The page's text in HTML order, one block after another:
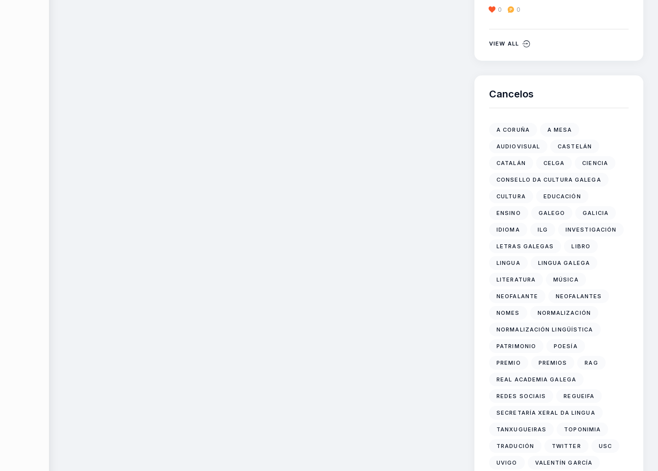
0 0
VIEW ALL
Cancelos
A CORUÑA A MESA
AUDIOVISUAL CASTELÁN
CATALÁN CELGA CIENCIA
CONSELLO DA CULTURA GALEGA
CULTURA EDUCACIÓN
ENSINO GALEGO GALICIA
IDIOMA ILG INVESTIGACIÓN
LETRAS GALEGAS LIBRO
LINGUA LINGUA GALEGA
LITERATURA MÚSICA
NEOFALANTE NEOFALANTES
NOMES NORMALIZACIÓN
NORMALIZACIÓN LINGÜÍSTICA
PATRIMONIO POESÍA
PREMIO PREMIOS RAG
REAL ACADEMIA GALEGA
REDES SOCIAIS REGUEIFA
SECRETARÍA XERAL DA LINGUA
TANXUGUEIRAS TOPONIMIA
TRADUCIÓN TWITTER USC
UVIGO VALENTÍN GARCÍA